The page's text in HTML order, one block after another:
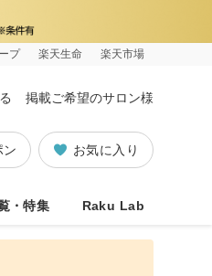
プ 楽天生命 楽天市場
掲載ご希望のサロン様
お気に入り
ン
・特集 Raku Lab